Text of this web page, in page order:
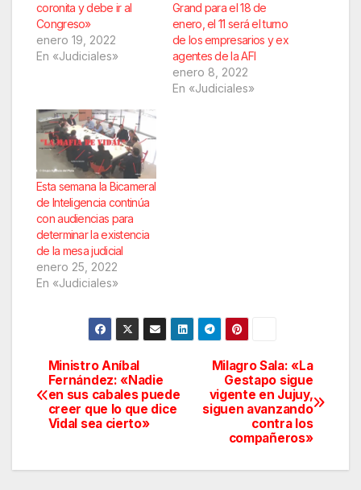
coronita y debe ir al
Congreso»
enero 19, 2022
En «Judiciales»
Grand para el 18 de
enero, el 11 será el turno
de los empresarios y ex
agentes de la AFI
enero 8, 2022
En «Judiciales»
Esta semana la Bicameral
de Inteligencia continúa
con audiencias para
determinar la existencia
de la mesa judicial
enero 25, 2022
En «Judiciales»
Navegación
de
Milagro Sala: «La
Gestapo sigue
vigente en Jujuy,
siguen avanzando
contra los
compañeros»
Ministro Aníbal
Fernández: «Nadie
en sus cabales puede
creer que lo que dice
Vidal sea cierto»